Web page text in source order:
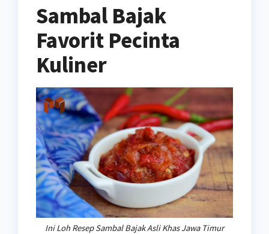
Sambal Bajak
Favorit Pecinta
Kuliner
Ini Loh Resep Sambal Bajak Asli Khas Jawa Timur